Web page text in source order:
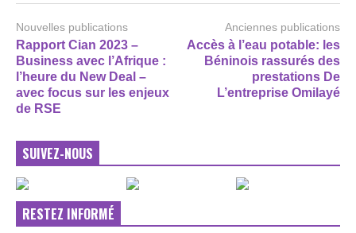
Nouvelles publications
Rapport Cian 2023 –
Business avec l’Afrique :
l’heure du New Deal –
avec focus sur les enjeux
de RSE
Anciennes publications
Accès à l’eau potable: les
Béninois rassurés des
prestations De
L’entreprise Omilayé
SUIVEZ-NOUS
RESTEZ INFORMÉ